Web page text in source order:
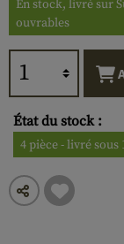
En stock, livré sur
ouvrables
État du stock :
4 pièce - livré